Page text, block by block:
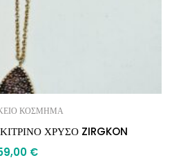
ΚΟΣΜΗΜΑ
ΧΡΥΣΟ ZIRGKON
€